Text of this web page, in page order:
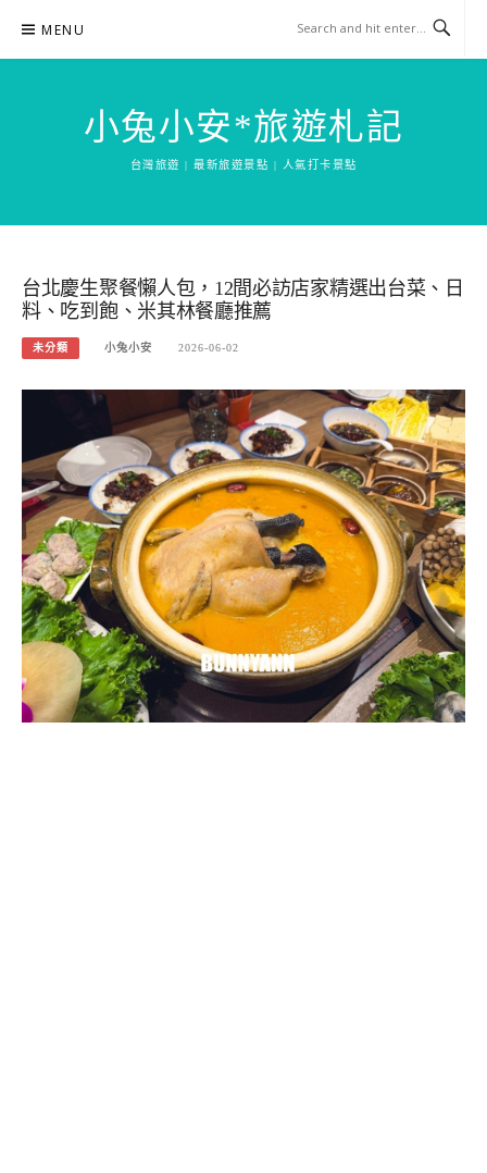
content
MENU
小兔小安*旅遊札記
台灣旅遊 | 最新旅遊景點 | 人氣打卡景點
台北慶生聚餐懶人包，12間必訪店家精選出台菜、日
料、吃到飽、米其林餐廳推薦
未分類 小兔小安 2026-06-02